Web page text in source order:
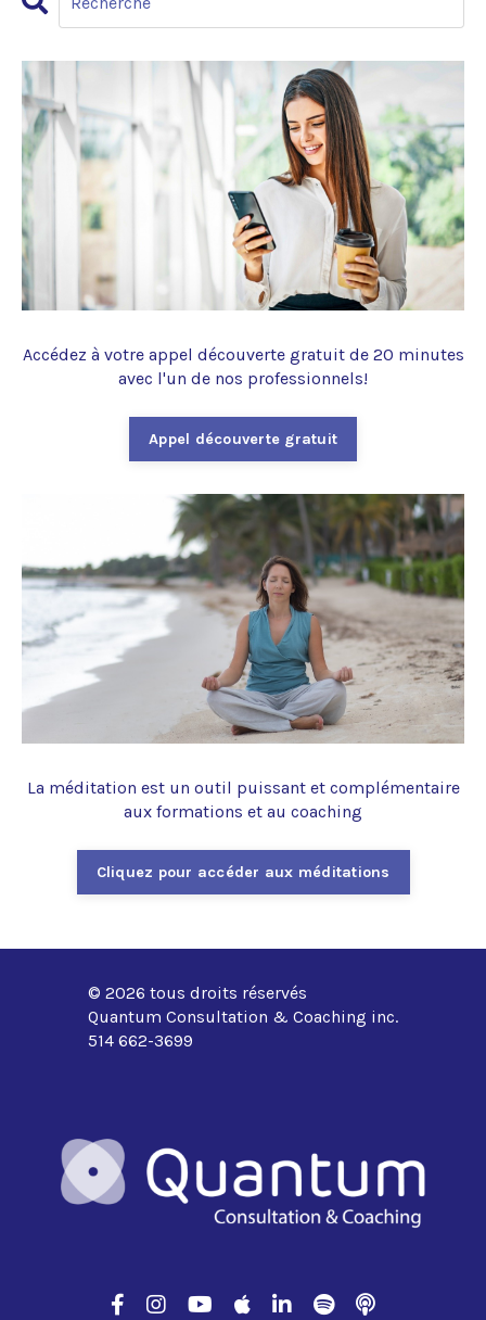
Accédez à votre appel découverte gratuit de 20 minutes
avec l'un de nos professionnels!
Appel découverte gratuit
La méditation est un outil puissant et complémentaire
aux formations et au coaching
Cliquez pour accéder aux méditations
© 2026 tous droits réservés
Quantum Consultation & Coaching inc.
514 662-3699